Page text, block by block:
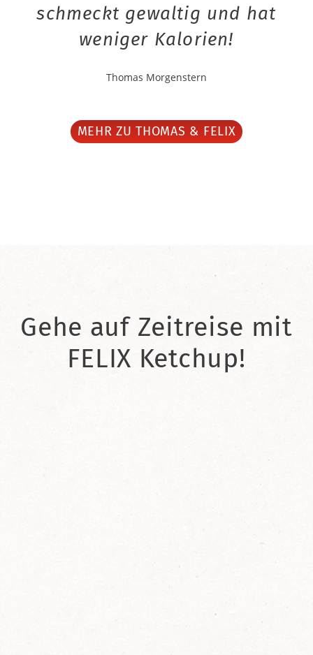
schmeckt gewaltig und hat
weniger Kalorien!
Thomas Morgenstern
MEHR ZU THOMAS & FELIX
Gehe auf Zeitreise mit
FELIX Ketchup!